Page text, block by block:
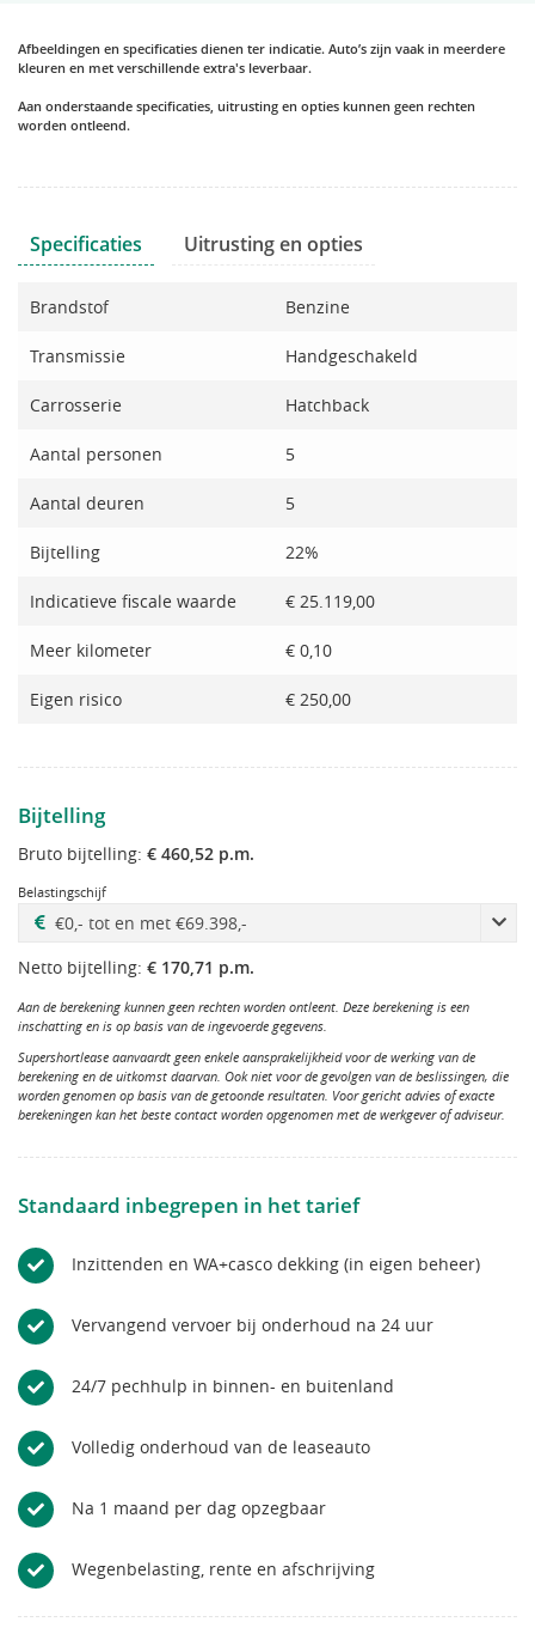
Afbeeldingen en specificaties dienen ter indicatie. Auto’s zijn vaak in meerdere
kleuren en met verschillende extra's leverbaar.
Aan onderstaande specificaties, uitrusting en opties kunnen geen rechten
worden ontleend.
Specificaties Uitrusting en opties
Brandstof Benzine
Transmissie Handgeschakeld
Carrosserie Hatchback
Aantal personen 5
Aantal deuren 5
Bijtelling 22%
Indicatieve fiscale waarde € 25.119,00
Meer kilometer € 0,10
Eigen risico € 250,00
Bijtelling
Bruto bijtelling: € 460,52 p.m.
Belastingschijf
Netto bijtelling: € 170,71 p.m.
Aan de berekening kunnen geen rechten worden ontleent. Deze berekening is een
inschatting en is op basis van de ingevoerde gegevens.
Supershortlease aanvaardt geen enkele aansprakelijkheid voor de werking van de
berekening en de uitkomst daarvan. Ook niet voor de gevolgen van de beslissingen, die
worden genomen op basis van de getoonde resultaten. Voor gericht advies of exacte
berekeningen kan het beste contact worden opgenomen met de werkgever of adviseur.
Standaard inbegrepen in het tarief
Inzittenden en WA+casco dekking (in eigen beheer)
Vervangend vervoer bij onderhoud na 24 uur
24/7 pechhulp in binnen- en buitenland
Volledig onderhoud van de leaseauto
Na 1 maand per dag opzegbaar
Wegenbelasting, rente en afschrijving